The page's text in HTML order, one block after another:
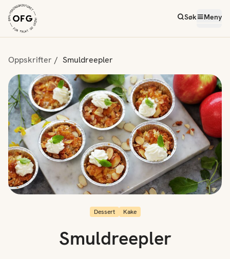
Søk Meny
Oppskrifter Smuldreepler
Dessert Kake
Smuldreepler